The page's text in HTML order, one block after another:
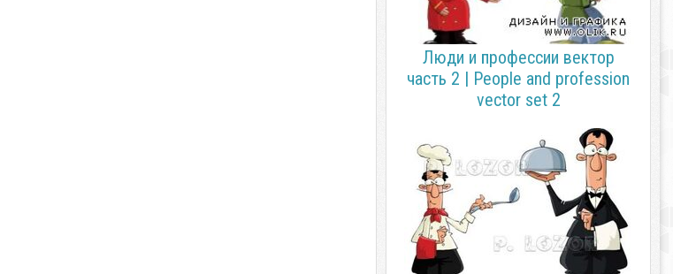
Люди и профессии вектор
часть 2 | People and profession
vector set 2